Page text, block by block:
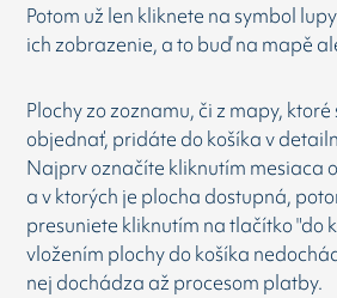
Potom už len kliknete na symbol
ich zobrazenie, a to buď na mapě
Plochy zo zoznamu, či z mapy,
objednať, pridáte do košíka v
Najprv označíte kliknutím mesiaca
a v ktorých je plocha dostupná,
presuniete kliknutím na tlačítko "do
vložením plochy do košíka
nej dochádza až procesom platby.